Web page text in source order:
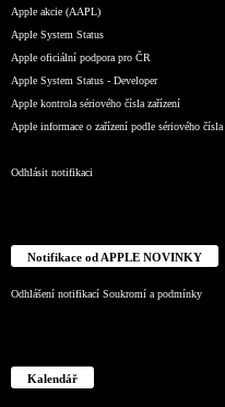
Apple akcie (AAPL)
Apple System Status
Apple oficiální podpora pro ČR
Apple System Status - Developer
Apple kontrola sériového čísla zařízení
Apple informace o zařízení podle sériového čísla
Odhlásit notifikaci
Notifikace od APPLE NOVINKY
Odhlášení notifikací Soukromí a podmínky
Kalendář